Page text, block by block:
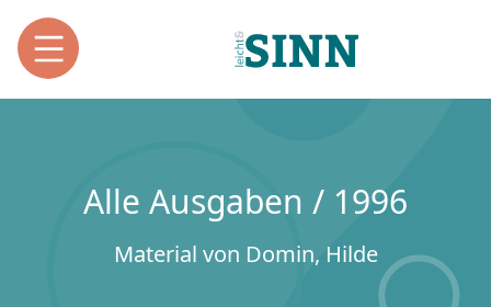
Alle Ausgaben / 1996
Material von Domin, Hilde